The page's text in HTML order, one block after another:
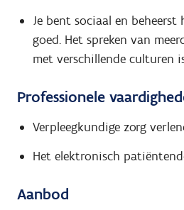
Je bent sociaal en beheerst
goed. Het spreken van
met verschillende culturen
Professionele
Verpleegkundige zorg
Het elektronisch
Aanbod